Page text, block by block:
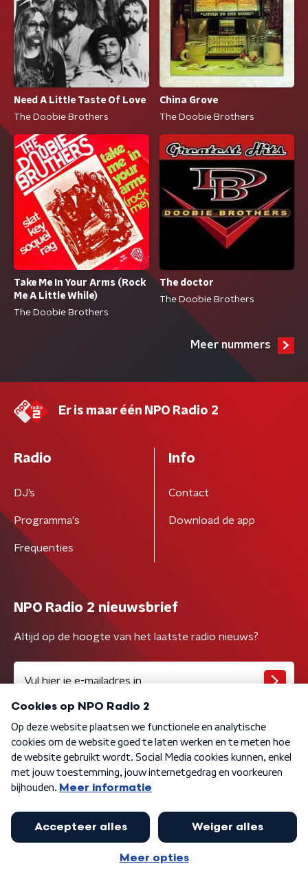
Need A Little Taste Of Love
The Doobie Brothers
China Grove
The Doobie Brothers
Take Me In Your Arms (Rock
Me A Little While)
The Doobie Brothers
The doctor
The Doobie Brothers
Meer nummers
Er is maar één NPO Radio 2
Radio
DJ’s
Programma's
Frequenties
Info
Contact
Download de app
NPO Radio 2 nieuwsbrief
Altijd op de hoogte van het laatste radio nieuws?
Algemene voorwaarden